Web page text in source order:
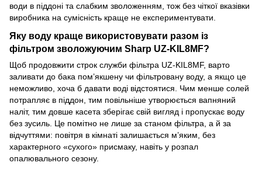
води в піддоні та слабким зволоженням, тож без чіткої вказівки
виробника на сумісність краще не експериментувати.
Яку воду краще використовувати разом із
фільтром зволожуючим Sharp UZ-KIL8MF?
Щоб продовжити строк служби фільтра UZ-KIL8MF, варто
заливати до бака пом’якшену чи фільтровану воду, а якщо це
неможливо, хоча б давати воді відстоятися. Чим менше солей
потрапляє в піддон, тим повільніше утворюється вапняний
наліт, тим довше касета зберігає свій вигляд і пропускає воду
без зусиль. Це помітно не лише за станом фільтра, а й за
відчуттями: повітря в кімнаті залишається м’яким, без
характерного «сухого» присмаку, навіть у розпал
опалювального сезону.